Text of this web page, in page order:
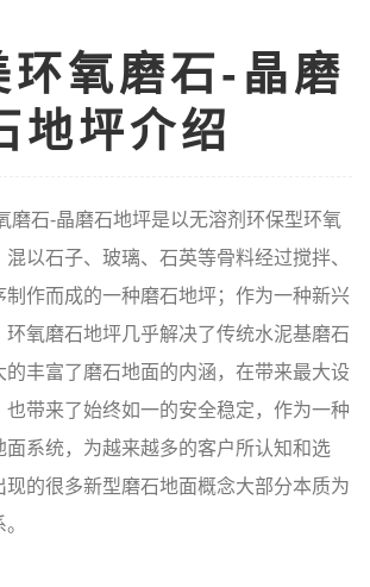
环氧磨石-晶磨
地坪介绍
石-晶磨石地坪是以无溶剂环保型环氧
以石子、玻璃、石英等骨料经过搅拌、
制作而成的一种磨石地坪；作为一种新兴
环氧磨石地坪几乎解决了传统水泥基磨石
的丰富了磨石地面的内涵，在带来最大设
也带来了始终如一的安全稳定，作为一种
面系统，为越来越多的客户所认知和选
现的很多新型磨石地面概念大部分本质为